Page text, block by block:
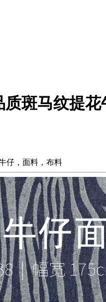
质斑马纹提
仔，面料，布料